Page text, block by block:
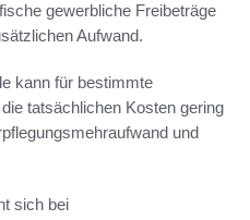
gewerbliche Freibeträge
Aufwand.
kann für bestimmte
tatsächlichen Kosten gering
und
sich bei